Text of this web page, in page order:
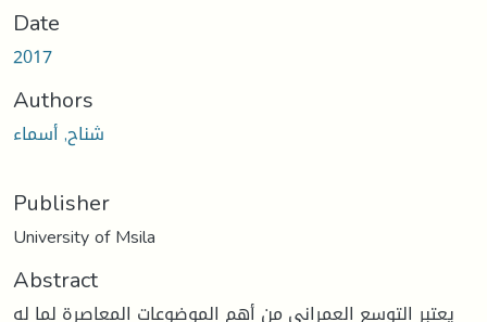
Date
2017
Authors
شناح, أسماء
Publisher
University of Msila
Abstract
يعتبر التوسع العمراني من أهم الموضوعات المعاصرة لما له